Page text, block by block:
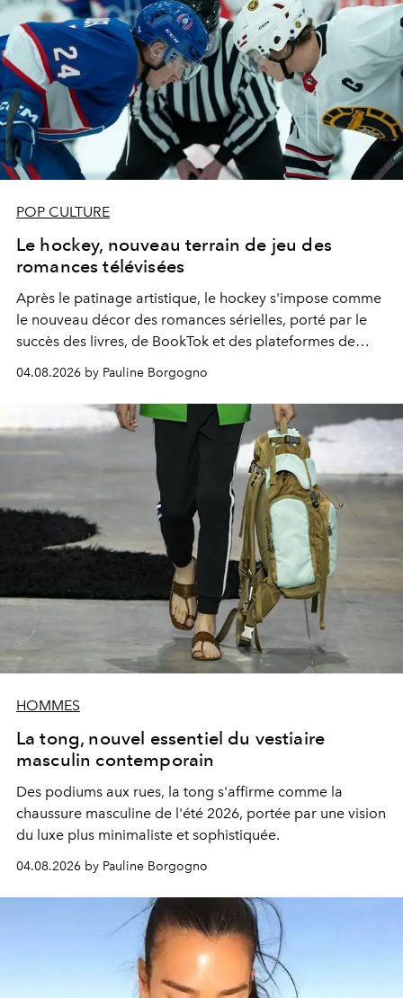
POP CULTURE
Le hockey, nouveau terrain de jeu des
romances télévisées
Après le patinage artistique, le hockey s'impose comme
le nouveau décor des romances sérielles, porté par le
succès des livres, de BookTok et des plateformes de
04.08.2026 by Pauline Borgogno
HOMMES
La tong, nouvel essentiel du vestiaire
masculin contemporain
Des podiums aux rues, la tong s'affirme comme la
chaussure masculine de l'été 2026, portée par une vision
du luxe plus minimaliste et sophistiquée.
04.08.2026 by Pauline Borgogno